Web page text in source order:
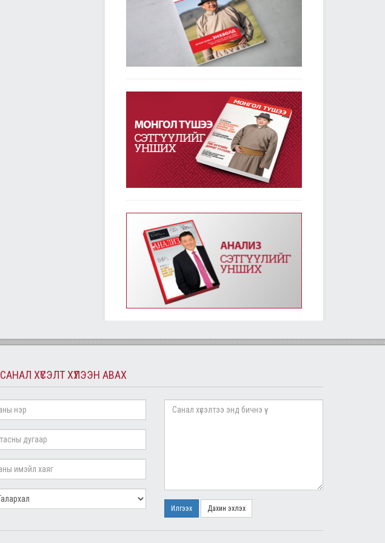
УИХ-ын дарга М.Энхболдын гаргасан зарчмын
зөрүүтэй санал гишүүдийн 72.7 хувийн дэмжлэг
Улсын Их Хурал - Энэ долоо хоногт /2019.01.14-
УИХ-ын энэ долоо хоногийн үйл ажиллагааны
2019/01/21 2370
УИХ-ын чуулганы хуралдааны дэгийн тухай
хуульд нэмэлт оруулах тухай хуулийг баталж,
дөрвөн хуулийн төслийг анхны хэлэлцүүлэгт
2019/01/18 2557
хэлэлцүүлэгт шилжүүлэв
2019/01/18 2357
Улсын Их Хурал - Энэ долоо хоногт /2019.01.07-
2019/01/14 3228
УИХ-ын энэ долоо хоногийн үйл ажиллагааны
хуваарь /2019.01.14-01.18/
2019/01/14 2408
Д.Сүхбаатарын хөшөөнд цэцэг өргөж, Их эзэн
Чингис хааны хөшөөнд хүндэтгэл үзүүлэв
МОНГОЛ УЛСЫН ҮНДСЭН ХУУЛИЙН ӨДРИЙН
МЭНДЧИЛГЭЭ
2019/01/13
Төслийг анхны хэлэлцүүлэгт шилжүүлж, УИХ-ын
2019/01/10
САНАЛ ХҮСЭЛТ ХҮЛЭЭН АВАХ
Илгээх Дахин эхлэх